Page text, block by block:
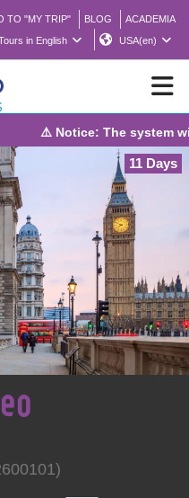
TO "MY TRIP" BLOG
ACADEMIA
in English USA(en)
PDF
BUY
US
Tour
system will be under
11 Days